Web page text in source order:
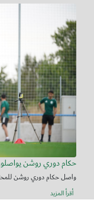
حكام دوري روشن
واصل حكام دوري روشن
أقرأ المزيد